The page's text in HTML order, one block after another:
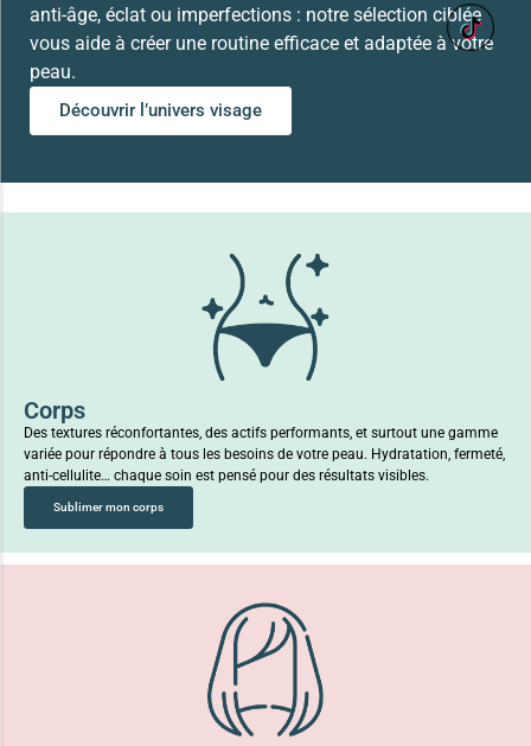
anti-âge, éclat ou imperfections : notre sélection ciblée
vous aide à créer une routine efficace et adaptée à votre
peau.
Découvrir l’univers visage
Corps
Des textures réconfortantes, des actifs performants, et surtout une gamme
variée pour répondre à tous les besoins de votre peau. Hydratation, fermeté,
anti-cellulite… chaque soin est pensé pour des résultats visibles.
Sublimer mon corps